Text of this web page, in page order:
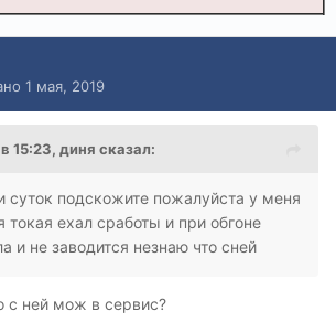
1 мая, 2019
15:23, диня сказал:
суток подскожите пожалуйста у меня
токая ехал сработы и при обгоне
и не заводится незнаю что сней
с ней мож в сервис?